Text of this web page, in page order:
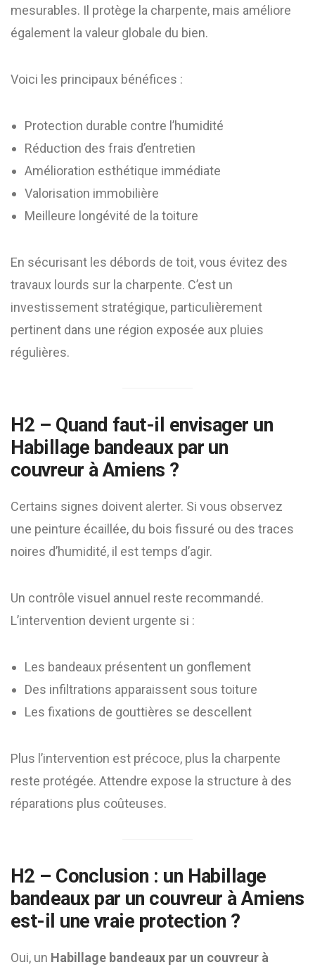
mesurables. Il protège la charpente, mais améliore
également la valeur globale du bien.
Voici les principaux bénéfices :
Protection durable contre l’humidité
Réduction des frais d’entretien
Amélioration esthétique immédiate
Valorisation immobilière
Meilleure longévité de la toiture
En sécurisant les débords de toit, vous évitez des
travaux lourds sur la charpente. C’est un
investissement stratégique, particulièrement
pertinent dans une région exposée aux pluies
régulières.
H2 – Quand faut-il envisager un
Habillage bandeaux par un
couvreur à Amiens ?
Certains signes doivent alerter. Si vous observez
une peinture écaillée, du bois fissuré ou des traces
noires d’humidité, il est temps d’agir.
Un contrôle visuel annuel reste recommandé.
L’intervention devient urgente si :
Les bandeaux présentent un gonflement
Des infiltrations apparaissent sous toiture
Les fixations de gouttières se descellent
Plus l’intervention est précoce, plus la charpente
reste protégée. Attendre expose la structure à des
réparations plus coûteuses.
H2 – Conclusion : un Habillage
bandeaux par un couvreur à Amiens
est-il une vraie protection ?
Oui, un Habillage bandeaux par un couvreur à